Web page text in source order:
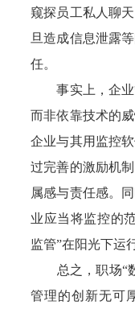
窥探员工私人聊
旦造成信息泄露
任。
事实上，企业
而非依靠技术的
企业与其用监控
过完善的激励机
属感与责任感。
业应当将监控的
监管”在阳光下运
总之，职场“数
管理的创新无可